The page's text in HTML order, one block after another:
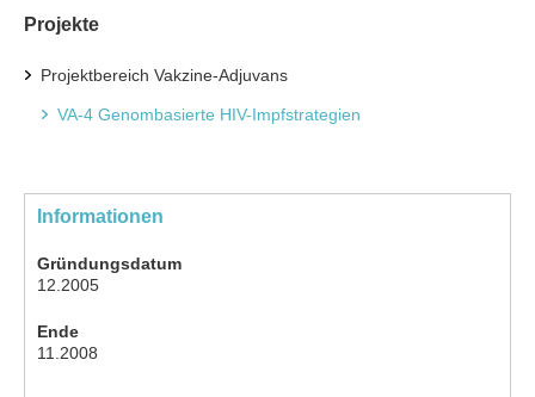
Projekte
Projektbereich Vakzine-Adjuvans
VA-4 Genombasierte HIV-Impfstrategien
Informationen
Gründungsdatum
12.2005
Ende
11.2008